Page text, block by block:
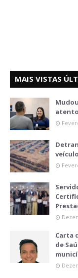
MAIS VISTAS
Carta
de